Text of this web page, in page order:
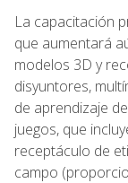
La capacitación
que aumentará
modelos 3D y
disyuntores,
de aprendizaje
juegos, que
receptáculo de
campo